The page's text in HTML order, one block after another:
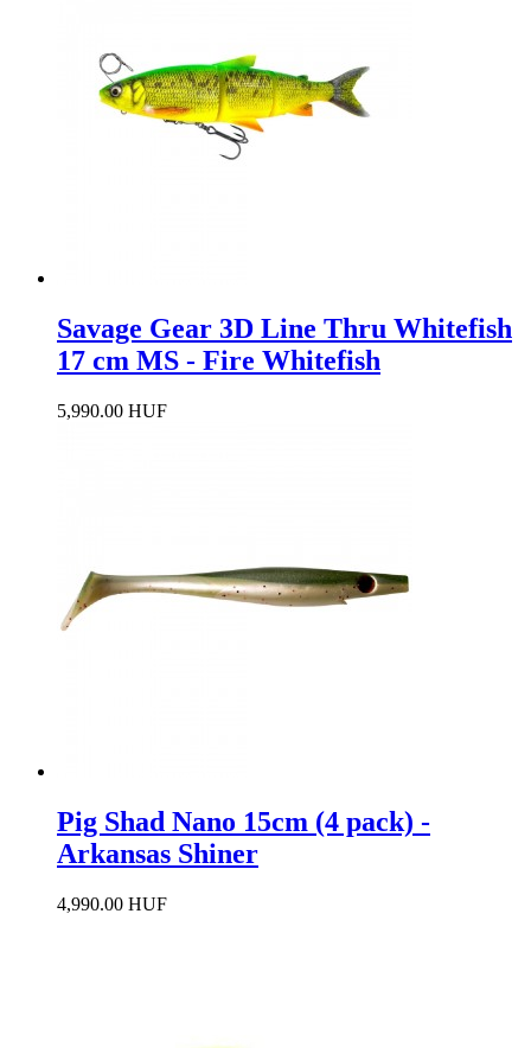
Savage Gear 3D Line Thru Whitefish
17 cm MS - Fire Whitefish
5,990.00 HUF
Pig Shad Nano 15cm (4 pack) -
Arkansas Shiner
4,990.00 HUF